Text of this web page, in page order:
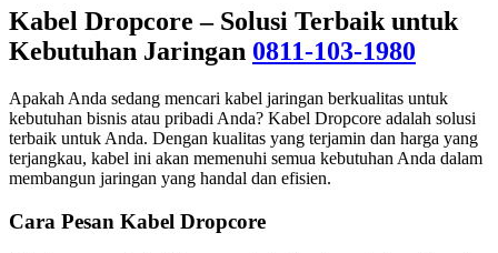
Kabel Dropcore – Solusi Terbaik untuk
Kebutuhan Jaringan 0811-103-1980
Apakah Anda sedang mencari kabel jaringan berkualitas untuk
kebutuhan bisnis atau pribadi Anda? Kabel Dropcore adalah solusi
terbaik untuk Anda. Dengan kualitas yang terjamin dan harga yang
terjangkau, kabel ini akan memenuhi semua kebutuhan Anda dalam
membangun jaringan yang handal dan efisien.
Cara Pesan Kabel Dropcore